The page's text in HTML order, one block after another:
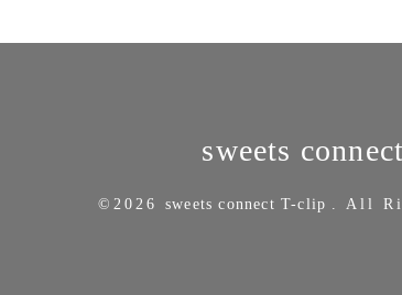
sweets
©2026 sweets connect T-clip . All